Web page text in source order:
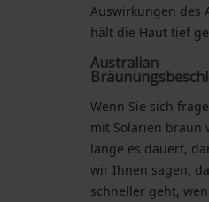
Auswirkungen des
hält die Haut tief
Australian
Wenn Sie sich
mit Solarien braun
lange es dauert,
wir Ihnen sagen,
schneller geht,